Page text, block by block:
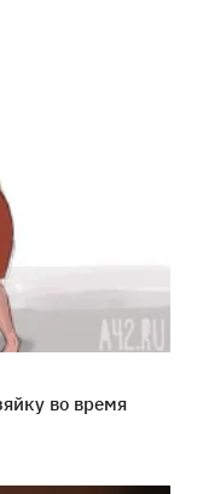
во время